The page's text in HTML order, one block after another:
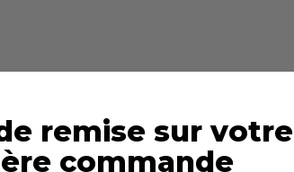
remise sur votre
commande